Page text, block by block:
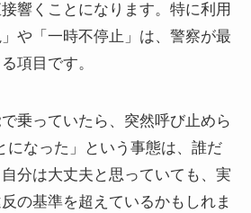
響くことになります。特に利用
や「一時不停止」は、警察が最
項目です。
で乗っていたら、突然呼び止めら
になった」という事態は、誰だ
分は大丈夫と思っていても、実
の基準を超えているかもしれま